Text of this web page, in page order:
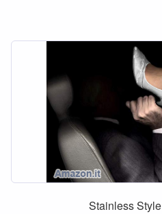
Stainless Style